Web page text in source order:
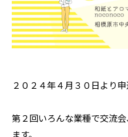
２０２４年４月３０日より
第２回いろんな業種で交流